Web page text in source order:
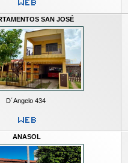
SAN JOSÉ
D´Angelo 434
ANASOL